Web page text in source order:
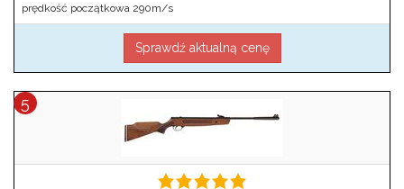
prędkość początkowa 290m/s
Sprawdź aktualną cenę